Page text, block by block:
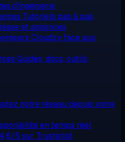
d'ingénierie
Tutoriels pas à pas
et annonces
Cloudzy face aux
Guides, docs, outils,
notre réseau depuis votre
en temps réel
5 sur Trustpilot